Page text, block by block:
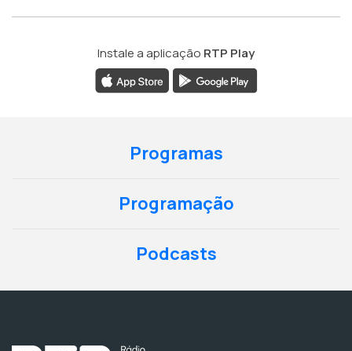
Instale a aplicação RTP Play
Programas
Programação
Podcasts